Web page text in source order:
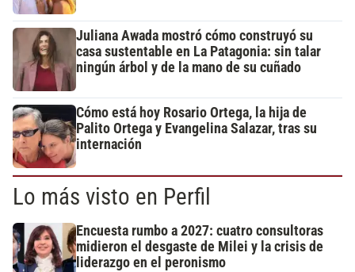
Juliana Awada mostró cómo construyó su
casa sustentable en La Patagonia: sin talar
ningún árbol y de la mano de su cuñado
Cómo está hoy Rosario Ortega, la hija de
Palito Ortega y Evangelina Salazar, tras su
internación
Lo más visto en Perfil
Encuesta rumbo a 2027: cuatro consultoras
midieron el desgaste de Milei y la crisis de
liderazgo en el peronismo